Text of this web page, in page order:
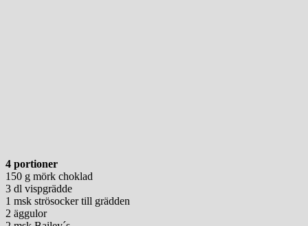
4 portioner
150 g mörk choklad
3 dl vispgrädde
1 msk strösocker till grädden
2 äggulor